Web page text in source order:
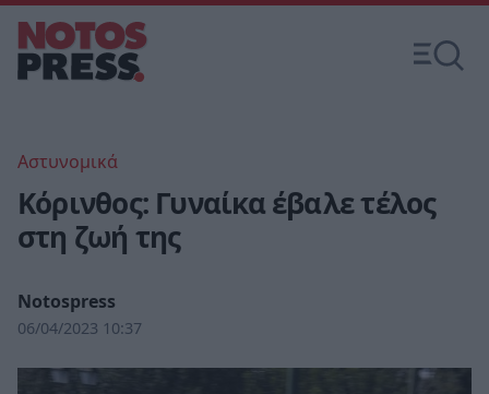
Αστυνομικά
Κόρινθος: Γυναίκα έβαλε τέλος
στη ζωή της
Notospress
06/04/2023 10:37